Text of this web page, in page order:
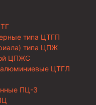
типа ЦТГП
типа ЦПЖ
ЦПЖС
алюминиевые ЦТГЛ
ПЦ-3